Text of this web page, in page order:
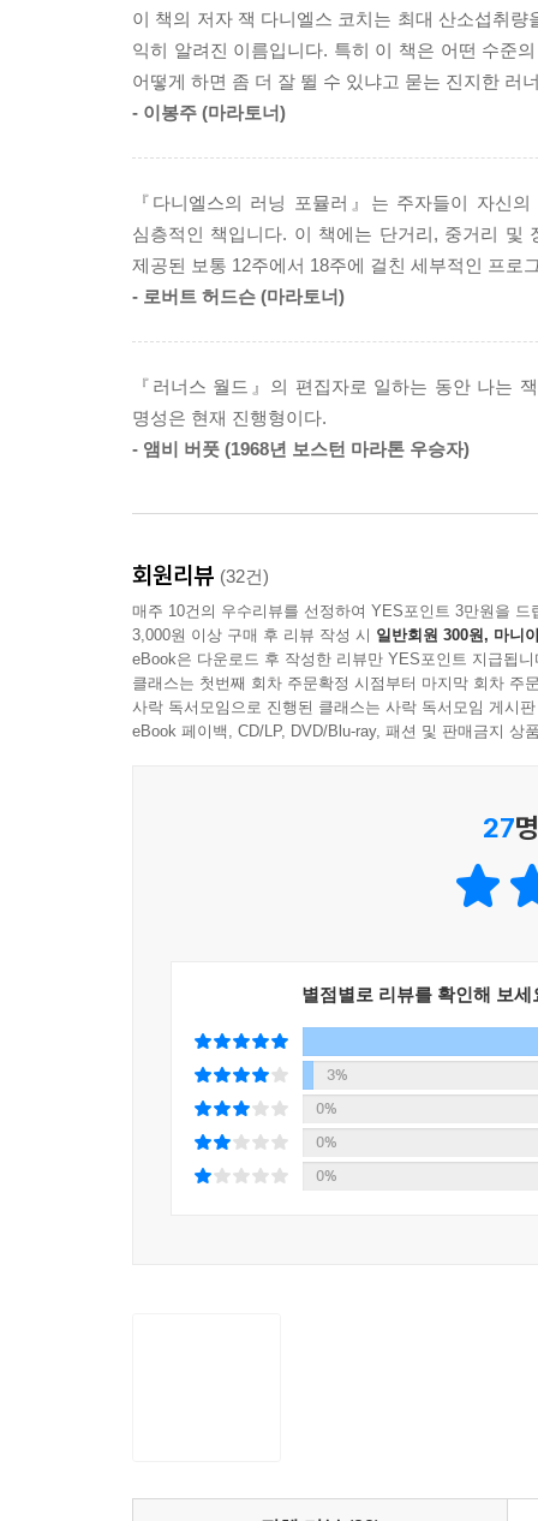
충실하게 해준다. 나는 달리는 사람을 지원하는
--- p.336
문자로 구분했는지, VDOT라는 용어는 어떻게
있다. 더불어 800m부터 마라톤까지 경기 목표,
트레드밀 훈련에 대한 심화 정보 등등 개인 맞춤
바로 실천 가능한 매뉴얼을 제공할 것이다.
《다니엘스의 러닝 포뮬러》을 읽다보면 자기계
않고 말 그대로 “오래 달려온” 사람의 조언들은
이렇게 말한다. “러너는 지금 자신이 하는 일에
만약 스스로 세운 계획을 최대한 실행한 뒤 누군
레이스를 반추하고, 만약 같은 레이스를 한 번
배우는 기회는 승리에서 배우는 만큼 (혹은 그
“표 5.6에 따르면 1,600m를 7분에 달리는 58세
만드는 본격적인 훈련 지침서 같기도 하다. 그
누구에게나 필요한 것은 있다. 그것은 올바른 식
계속하면 달리기 실력뿐 아니라 건강도 개선된다
지원하는 것을 좋아한다. 그만큼 달리는 사람들이
진지한 러너인 당신이 어떤 훈련 원칙을 따르고
이 책의 저자 잭 다니엘스 코치는 최대 산소섭취
익히 알려진 이름입니다. 특히 이 책은 어떤 수준
어떻게 하면 좀 더 잘 뛸 수 있냐고 묻는 진지한 러
- 이봉주 (마라토너)
『다니엘스의 러닝 포뮬러』는 주자들이 자신
심층적인 책입니다. 이 책에는 단거리, 중거리 및
제공된 보통 12주에서 18주에 걸친 세부적인 프로
- 로버트 허드슨 (마라토너)
『러너스 월드』의 편집자로 일하는 동안 나는
명성은 현재 진행형이다.
- 앰비 버풋 (1968년 보스턴 마라톤 우승자)
회원리뷰 (32건)
매주 10건의 우수리뷰를 선정하여 YES포인트 3만원을 드
3,000원 이상 구매 후 리뷰 작성 시 일반회원 300원, 마니
eBook은 다운로드 후 작성한 리뷰만 YES포인트 지급됩니
클래스는 첫번째 회차 주문확정 시점부터 마지막 회차 주
사락 독서모임으로 진행된 클래스는 사락 독서모임 게시
eBook 페이백, CD/LP, DVD/Blu-ray, 패션 및 판매금지 상
27
별점별로 리뷰를 확인해 보세
3%
0%
0%
0%